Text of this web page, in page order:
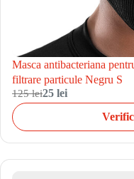
Masca antibacteriana
filtrare particule Negru S
125 lei25 lei